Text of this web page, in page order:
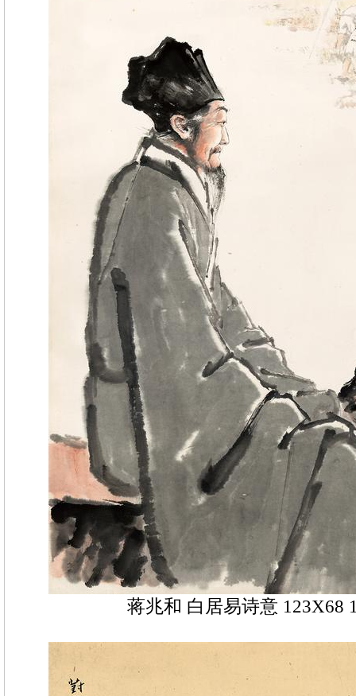
蒋兆和 白居易诗意 123X68